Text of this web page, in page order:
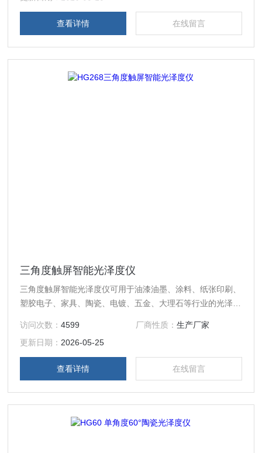
查看详情 在线留言
三角度触屏智能光泽度仪
三角度触屏智能光泽度仪可用于油漆油墨、涂料、纸张印刷、
塑胶电子、家具、陶瓷、电镀、五金、大理石等行业的光泽度
访问次数：4599 厂商性质： 生产厂家
更新日期： 2026-05-25
查看详情 在线留言